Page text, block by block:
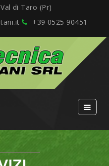
di Taro (Pr)
+39 0525 90451